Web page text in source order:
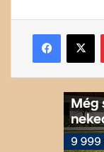
Facebook
X